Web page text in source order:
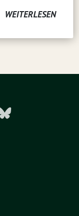
WEITERLESEN